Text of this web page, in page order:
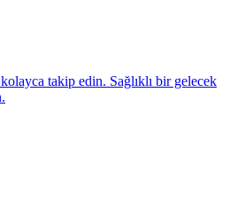
takip edin. Sağlıklı bir gelecek